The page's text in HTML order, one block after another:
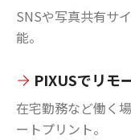
SNSや写真共有サ
能。
PIXUSでリモ
在宅勤務など働く
ートプリント。